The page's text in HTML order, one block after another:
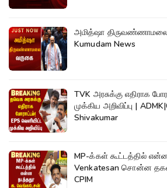
அமித்ஷா திருவண்ணாமலை
Kumudam News
TVK அரசுக்கு எதிராக
முக்கிய அறிவிப்பு |
Shivakumar
MP-க்கள் கூட்டத்தில் என்ன
Venkatesan சொன்ன
CPIM